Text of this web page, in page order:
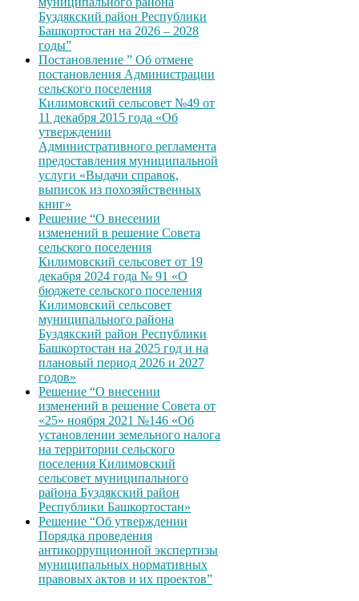
Буздякский район Республики
Башкортостан на 2026 – 2028
годы”
Постановление ” Об отмене
постановления Администрации
сельского поселения
Килимовский сельсовет №49 от
11 декабря 2015 года «Об
утверждении
Административного регламента
предоставления муниципальной
услуги «Выдачи справок,
выписок из похозяйственных
книг»
Решение “О внесении
изменений в решение Совета
сельского поселения
Килимовский сельсовет от 19
декабря 2024 года № 91 «О
бюджете сельского поселения
Килимовский сельсовет
муниципального района
Буздякский район Республики
Башкортостан на 2025 год и на
плановый период 2026 и 2027
годов»
Решение “О внесении
изменений в решение Совета от
«25» ноября 2021 №146 «Об
установлении земельного налога
на территории сельского
поселения Килимовский
сельсовет муниципального
района Буздякский район
Республики Башкортостан»
Решение “Об утверждении
Порядка проведения
антикоррупционной экспертизы
муниципальных нормативных
правовых актов и их проектов”